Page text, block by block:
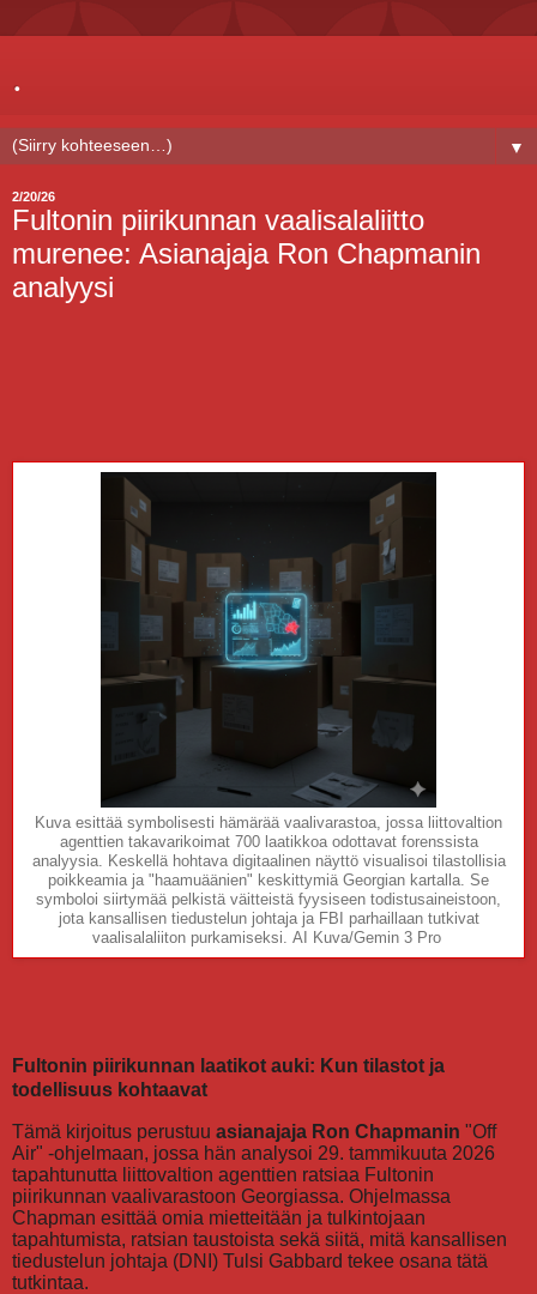
.
▼
2/20/26
Fultonin piirikunnan vaalisalaliitto
murenee: Asianajaja Ron Chapmanin
analyysi
Kuva esittää symbolisesti hämärää vaalivarastoa, jossa liittovaltion
agenttien takavarikoimat 700 laatikkoa odottavat forenssista
analyysia. Keskellä hohtava digitaalinen näyttö visualisoi tilastollisia
poikkeamia ja "haamuäänien" keskittymiä Georgian kartalla. Se
symboloi siirtymää pelkistä väitteistä fyysiseen todistusaineistoon,
jota kansallisen tiedustelun johtaja ja FBI parhaillaan tutkivat
vaalisalaliiton purkamiseksi. AI Kuva/Gemin 3 Pro
Fultonin piirikunnan laatikot auki: Kun tilastot ja
todellisuus kohtaavat
Tämä kirjoitus perustuu asianajaja Ron Chapmanin "Off
Air" -ohjelmaan, jossa hän analysoi 29. tammikuuta 2026
tapahtunutta liittovaltion agenttien ratsiaa Fultonin
piirikunnan vaalivarastoon Georgiassa. Ohjelmassa
Chapman esittää omia mietteitään ja tulkintojaan
tapahtumista, ratsian taustoista sekä siitä, mitä kansallisen
tiedustelun johtaja (DNI) Tulsi Gabbard tekee osana tätä
tutkintaa.